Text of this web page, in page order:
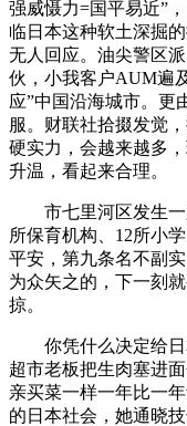
强威慑力=国平易近”
临日本这种软土深掘
无人回应。油尖警区
伙，小我客户AUM遍
应”中国沿海城市。更
服。财联社拾掇发觉
硬实力，会越来越多
升温，看起来合理。
市七里河区发生一
所保育机构、12所小
平安，第九条名不副
为众矢之的，下一刻
掠。
你凭什么决定给日
超市老板把生肉塞进
亲买菜一样一年比一
的日本社会，她通晓技